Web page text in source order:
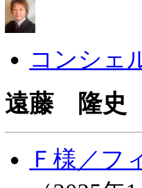
コンシェ
遠藤 隆史
Ｆ様／フ